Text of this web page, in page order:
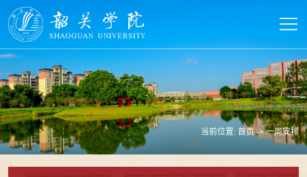
当前位置:首页->一周安排